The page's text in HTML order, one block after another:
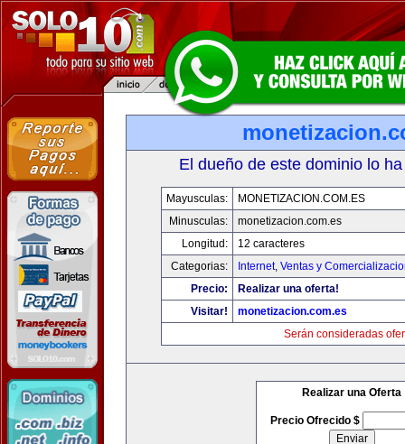
El dueño de este dominio lo
Mayusculas:
MONETIZACION.COM.ES
Minusculas:
monetizacion.com.es
Longitud:
12 caracteres
Categorias:
Internet, Ventas y
Precio:
Realizar una oferta!
Visitar!
monetizacion.com.es
Serán consideradas
Realizar una Oferta
Precio Ofrecido $